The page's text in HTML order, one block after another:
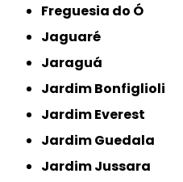
Freguesia do Ó
Jaguaré
Jaraguá
Jardim Bonfiglioli
Jardim Everest
Jardim Guedala
Jardim Jussara